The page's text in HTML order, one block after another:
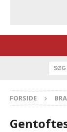
FORSIDE